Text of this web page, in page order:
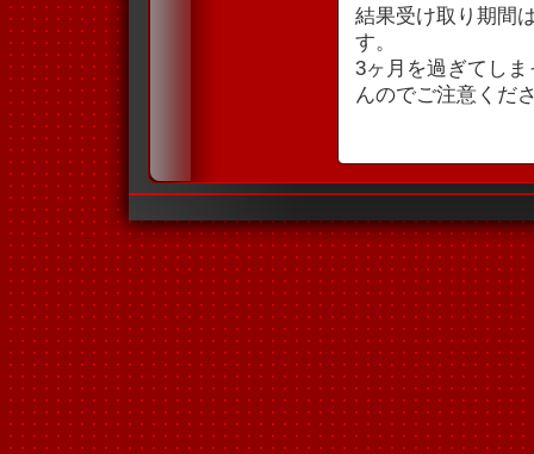
結果受け取り期間
す。
3ヶ月を過ぎてし
んのでご注意くだ